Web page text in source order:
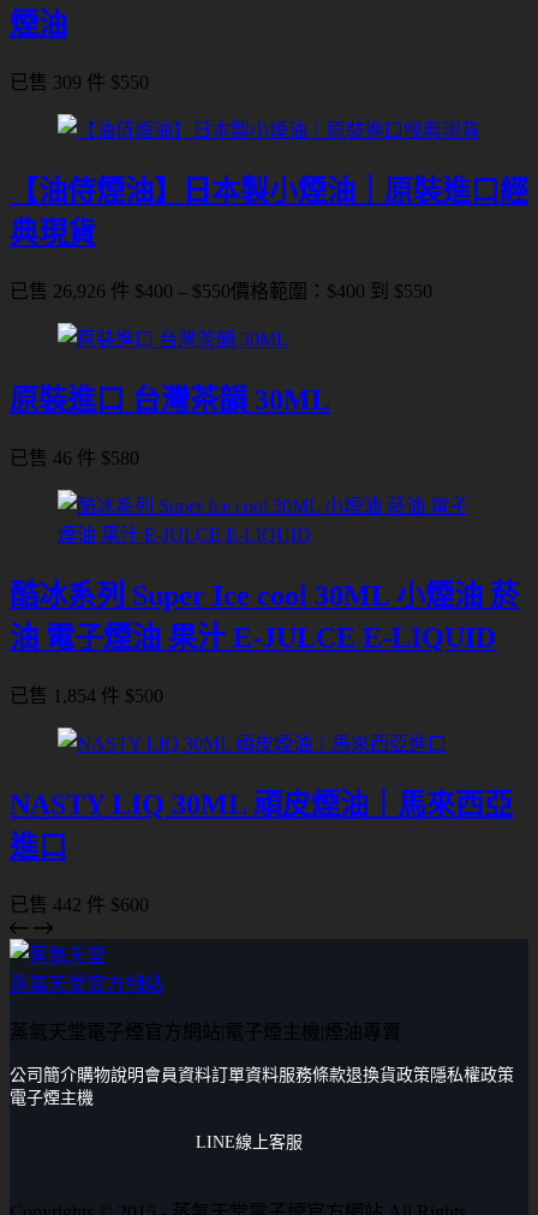
煙油
已售 309 件 $550
【油侍煙油】日本製小煙油｜原裝進口經
典現貨
已售 26,926 件 $400 – $550價格範圍：$400 到 $550
原裝進口 台灣茶韻 30ML
已售 46 件 $580
酷冰系列 Super Ice cool 30ML 小煙油 菸
油 電子煙油 果汁 E-JULCE E-LIQUID
已售 1,854 件 $500
NASTY LIQ 30ML 頑皮煙油｜馬來西亞
進口
已售 442 件 $600
蒸氣天堂官方網站
蒸氣天堂電子煙官方網站|電子煙主機|煙油專賣
公司簡介購物說明會員資料訂單資料服務條款退換貨政策隱私權政策
電子煙主機
LINE線上客服